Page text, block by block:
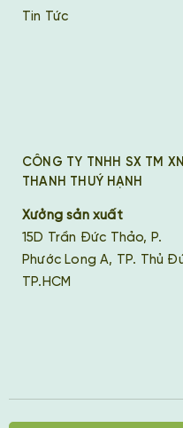
Tin Tức
CÔNG TY TNHH SX TM
THANH THUÝ HẠNH
Xưởng sản xuất
15D Trần Đức Thảo, P.
Phước Long A, TP. Thủ
TP.HCM